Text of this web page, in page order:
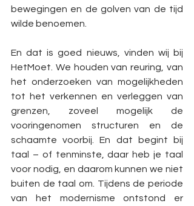
bewegingen en de golven van de tijd
wilde benoemen.
En dat is goed nieuws, vinden wij bij
HetMoet. We houden van reuring, van
het onderzoeken van mogelijkheden
tot het verkennen en verleggen van
grenzen, zoveel mogelijk de
vooringenomen structuren en de
schaamte voorbij. En dat begint bij
taal – of tenminste, daar heb je taal
voor nodig, en daarom kunnen we niet
buiten de taal om. Tijdens de periode
van het modernisme ontstond er